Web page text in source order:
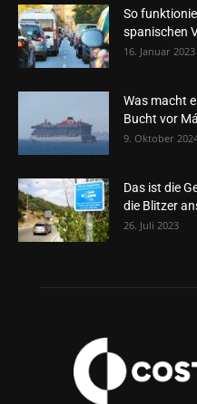
So
spanischen
16. Januar 2023
Was macht
Bucht vor
9. Oktober
Das ist die
die Blitzer
26. Juli 2023